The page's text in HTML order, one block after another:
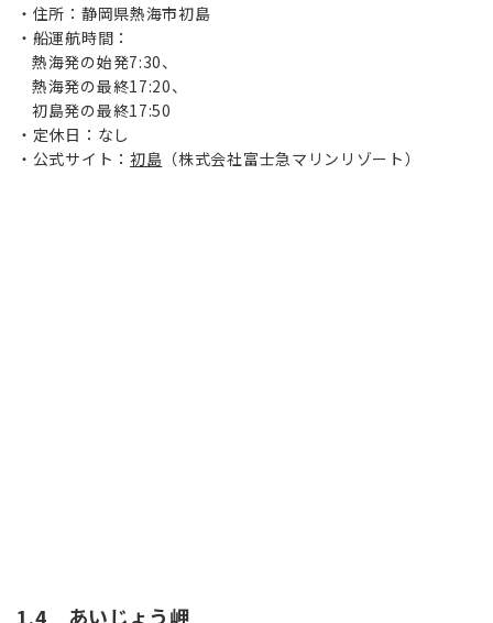
住所：静岡県熱海市初島
船運航時間：
熱海発の始発7:30、
熱海発の最終17:20、
初島発の最終17:50
定休日：なし
公式サイト： 初島 （株式会社富士急マリンリゾート）
1.4 あいじょう岬